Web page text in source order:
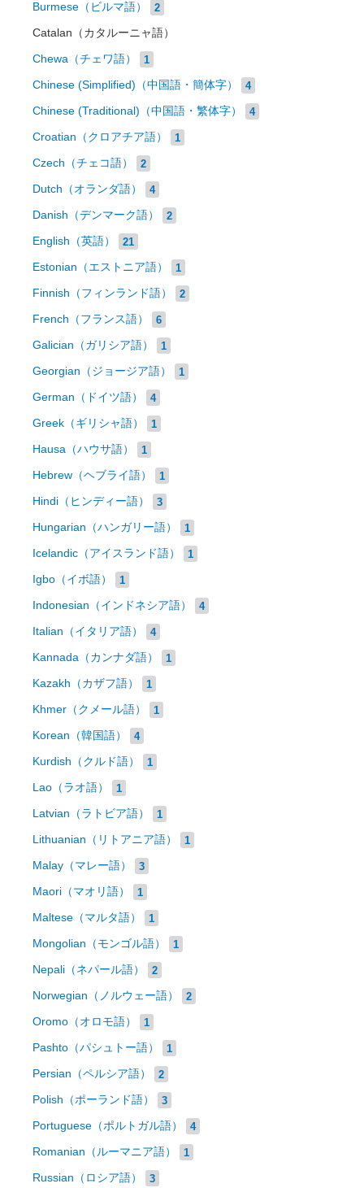
Burmese（ビルマ語） 2
Catalan（カタルーニャ語）
Chewa（チェワ語） 1
Chinese (Simplified)（中国語・簡体字） 4
Chinese (Traditional)（中国語・繁体字） 4
Croatian（クロアチア語） 1
Czech（チェコ語） 2
Dutch（オランダ語） 4
Danish（デンマーク語） 2
English（英語） 21
Estonian（エストニア語） 1
Finnish（フィンランド語） 2
French（フランス語） 6
Galician（ガリシア語） 1
Georgian（ジョージア語） 1
German（ドイツ語） 4
Greek（ギリシャ語） 1
Hausa（ハウサ語） 1
Hebrew（ヘブライ語） 1
Hindi（ヒンディー語） 3
Hungarian（ハンガリー語） 1
Icelandic（アイスランド語） 1
Igbo（イボ語） 1
Indonesian（インドネシア語） 4
Italian（イタリア語） 4
Kannada（カンナダ語） 1
Kazakh（カザフ語） 1
Khmer（クメール語） 1
Korean（韓国語） 4
Kurdish（クルド語） 1
Lao（ラオ語） 1
Latvian（ラトビア語） 1
Lithuanian（リトアニア語） 1
Malay（マレー語） 3
Maori（マオリ語） 1
Maltese（マルタ語） 1
Mongolian（モンゴル語） 1
Nepali（ネパール語） 2
Norwegian（ノルウェー語） 2
Oromo（オロモ語） 1
Pashto（パシュトー語） 1
Persian（ペルシア語） 2
Polish（ポーランド語） 3
Portuguese（ポルトガル語） 4
Romanian（ルーマニア語） 1
Russian（ロシア語） 3